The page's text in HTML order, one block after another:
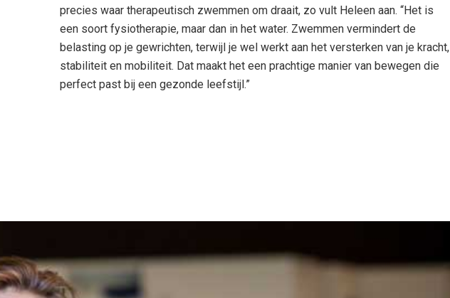
precies waar therapeutisch zwemmen om draait, zo vult Heleen aan. “Het is
een soort fysiotherapie, maar dan in het water. Zwemmen vermindert de
belasting op je gewrichten, terwijl je wel werkt aan het versterken van je kracht,
stabiliteit en mobiliteit. Dat maakt het een prachtige manier van bewegen die
perfect past bij een gezonde leefstijl.”